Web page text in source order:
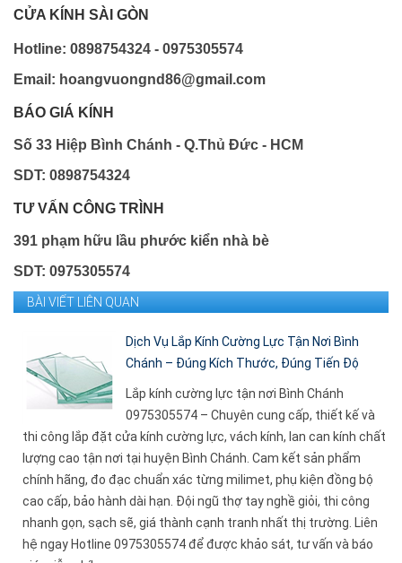
CỬA KÍNH SÀI GÒN
Hotline: 0898754324 - 0975305574
Email: hoangvuongnd86@gmail.com
BÁO GIÁ KÍNH
Số 33 Hiệp Bình Chánh - Q.Thủ Đức - HCM
SDT: 0898754324
TƯ VẤN CÔNG TRÌNH
391 phạm hữu lầu phước kiển nhà bè
SDT: 0975305574
BÀI VIẾT LIÊN QUAN
Dịch Vụ Lắp Kính Cường Lực Tận Nơi Bình
Chánh – Đúng Kích Thước, Đúng Tiến Độ
Lắp kính cường lực tận nơi Bình Chánh
0975305574 – Chuyên cung cấp, thiết kế và
thi công lắp đặt cửa kính cường lực, vách kính, lan can kính chất
lượng cao tận nơi tại huyện Bình Chánh. Cam kết sản phẩm
chính hãng, đo đạc chuẩn xác từng milimet, phụ kiện đồng bộ
cao cấp, bảo hành dài hạn. Đội ngũ thợ tay nghề giỏi, thi công
nhanh gọn, sạch sẽ, giá thành cạnh tranh nhất thị trường. Liên
hệ ngay Hotline 0975305574 để được khảo sát, tư vấn và báo